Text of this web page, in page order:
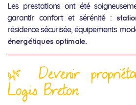
Les prestations ont été
garantir confort et sérénité :
résidence sécurisée, équipements
énergétiques optimale.
🌿 Devenir
Logis Breton